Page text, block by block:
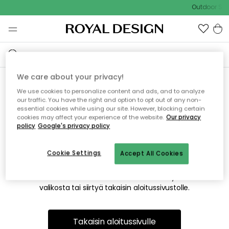
Outdoor
Emme valitettavasti löydä
etsimääsi sivua
Tämä voi johtua siitä, että sivua ei enää ole tai siitä, että se
on siirretty muualle. Pahoittelemme tästä mahdollisesti
valikosta tai siirtyä takaisin aloitussivustolle.
Takaisin aloitussivulle
We care about your privacy!
We use cookies to personalize content and ads, and to analyze
our traffic. You have the right and option to opt out of any non-
essential cookies while using our site. However, blocking certain
cookies may affect your experience of the website. Our privacy
policy Google's privacy policy
Accept All Cookies
Cookie Settings